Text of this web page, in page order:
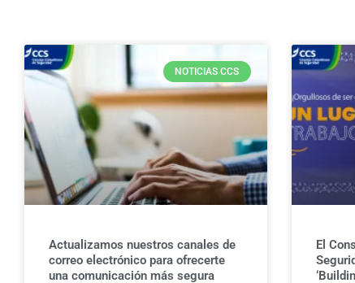
NOTICIAS CCS
Actualizamos nuestros canales de
correo electrónico para ofrecerte
una comunicación más segura
El